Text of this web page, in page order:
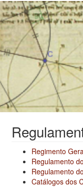
Regimento
Regulamento
Regulamento
Catálogos dos